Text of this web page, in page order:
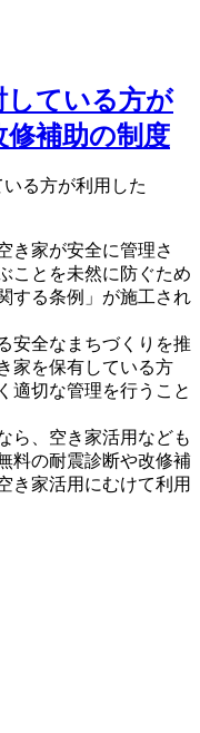
している方が
補助の制度
き家が安全に管理さ
ことを未然に防ぐため
する条例」が施工され
安全なまちづくりを推
家を保有している方
適切な管理を行うこと
ら、空き家活用なども
料の耐震診断や改修補
き家活用にむけて利用